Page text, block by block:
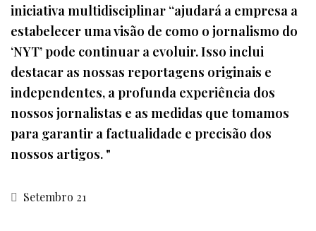
iniciativa multidisciplinar “ajudará a empresa a
estabelecer uma visão de como o jornalismo do
‘NYT’ pode continuar a evoluir. Isso inclui
destacar as nossas reportagens originais e
independentes, a profunda experiência dos
nossos jornalistas e as medidas que tomamos
para garantir a factualidade e precisão dos
nossos artigos. "
Setembro 21